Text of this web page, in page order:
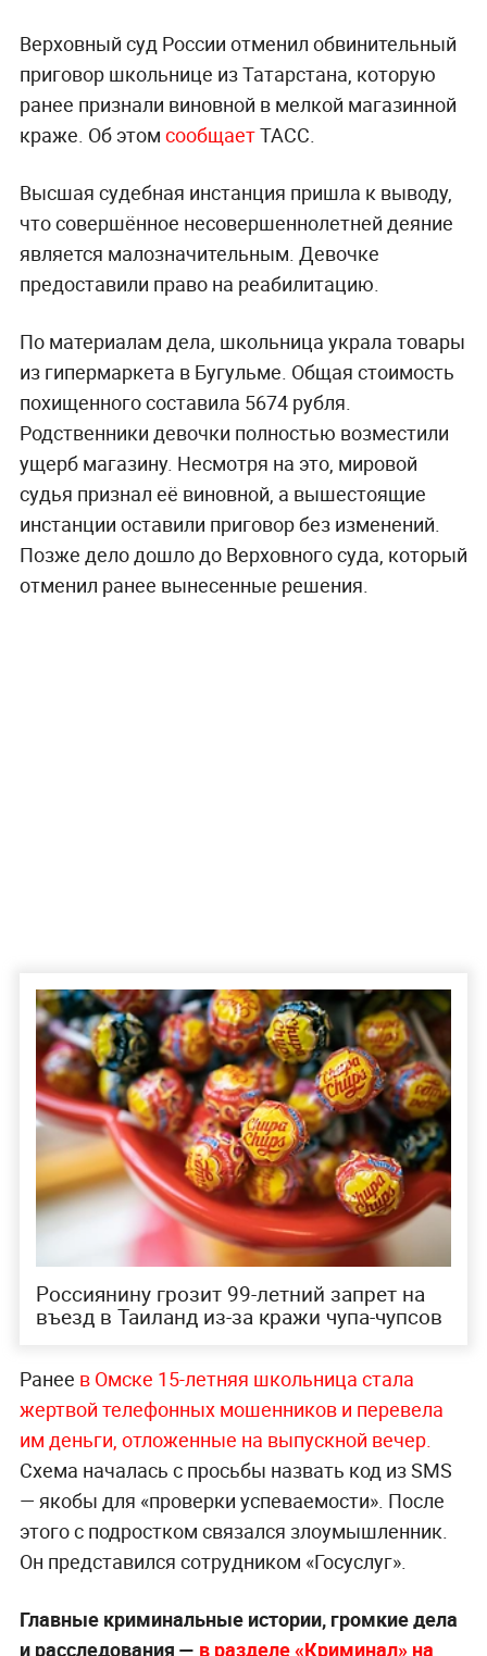
Верховный суд России отменил обвинительный
приговор школьнице из Татарстана, которую
ранее признали виновной в мелкой магазинной
краже. Об этом сообщаетТАСС.
Высшая судебная инстанция пришла к выводу,
что совершённое несовершеннолетней деяние
является малозначительным. Девочке
предоставили право на реабилитацию.
По материалам дела, школьница украла товары
из гипермаркета в Бугульме. Общая стоимость
похищенного составила 5674 рубля.
Родственники девочки полностью возместили
ущерб магазину. Несмотря на это, мировой
судья признал её виновной, а вышестоящие
инстанции оставили приговор без изменений.
Позже дело дошло до Верховного суда, который
отменил ранее вынесенные решения.
Россиянину грозит 99-летний запрет на
въезд в Таиланд из-за кражи чупа-чупсов
Ранее в Омске 15-летняя школьница стала
жертвой телефонных мошенников и перевела
им деньги, отложенные на выпускной вечер.
Схема началась с просьбы назвать код из SMS
— якобы для «проверки успеваемости». После
этого с подростком связался злоумышленник.
Он представился сотрудником «Госуслуг».
Главные криминальные истории, громкие дела
и расследования — в разделе «Криминал» на